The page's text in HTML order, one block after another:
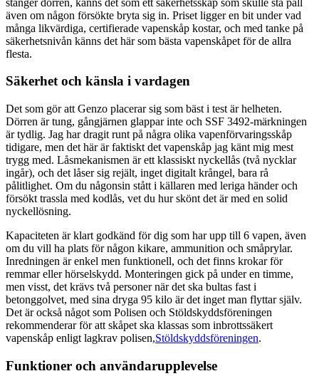
även om någon försökte bryta sig in. Priset ligger en bit under vad
många likvärdiga, certifierade vapenskåp kostar, och med tanke på
säkerhetsnivån känns det här som bästa vapenskåpet för de allra
flesta.
Säkerhet och känsla i vardagen
Det som gör att Genzo placerar sig som bäst i test är helheten.
Dörren är tung, gångjärnen glappar inte och SSF 3492-märkningen
är tydlig. Jag har dragit runt på några olika vapenförvaringsskåp
tidigare, men det här är faktiskt det vapenskåp jag känt mig mest
trygg med. Låsmekanismen är ett klassiskt nyckellås (två nycklar
ingår), och det låser sig rejält, inget digitalt krångel, bara rå
pålitlighet. Om du någonsin stått i källaren med leriga händer och
försökt trassla med kodlås, vet du hur skönt det är med en solid
nyckellösning.
Kapaciteten är klart godkänd för dig som har upp till 6 vapen, även
om du vill ha plats för någon kikare, ammunition och småprylar.
Inredningen är enkel men funktionell, och det finns krokar för
remmar eller hörselskydd. Monteringen gick på under en timme,
men visst, det krävs två personer när det ska bultas fast i
betonggolvet, med sina dryga 95 kilo är det inget man flyttar själv.
Det är också något som Polisen och Stöldskyddsföreningen
rekommenderar för att skåpet ska klassas som inbrottssäkert
vapenskåp enligt lagkrav polisen,Stöldskyddsföreningen.
Funktioner och användarupplevelse